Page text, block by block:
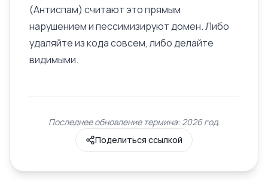
(Антиспам) считают это прямым
нарушением и пессимизируют домен. Либо
удаляйте из кода совсем, либо делайте
видимыми.
Последнее обновление термина: 2026 год.
Поделиться ссылкой